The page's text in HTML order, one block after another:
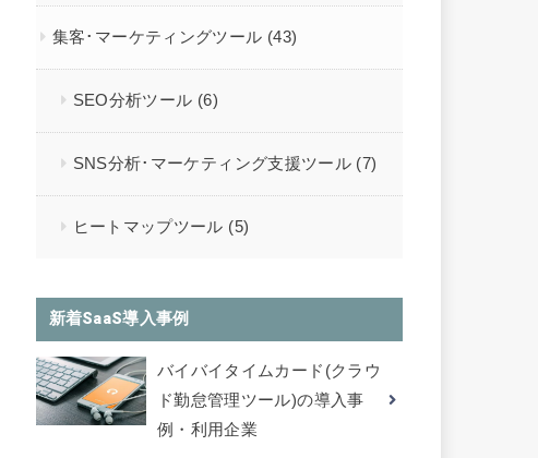
集客･マーケティングツール (43)
SEO分析ツール (6)
SNS分析･マーケティング支援ツール (7)
ヒートマップツール (5)
新着SaaS導入事例
バイバイタイムカード(クラウ
ド勤怠管理ツール)の導入事
例・利用企業